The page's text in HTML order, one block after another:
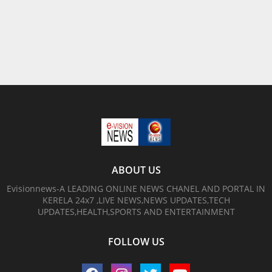
ABOUT US
Evisionnews-A LEADING ONLINE NEWS CHANEL AND PORTAL IN
KERELA 24x7 ,LIVE NEWS,NEWS UPDATES,TECH
UPDATES,HEALTH,SPORTS AND ENTERTAINMENT
FOLLOW US